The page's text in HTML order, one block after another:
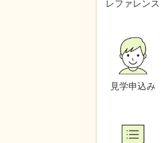
Q 借りてい
Q 借りて
り、汚した
た。
Q メールア
たのに、予
Q パスワ
レファレンス
見学申込み